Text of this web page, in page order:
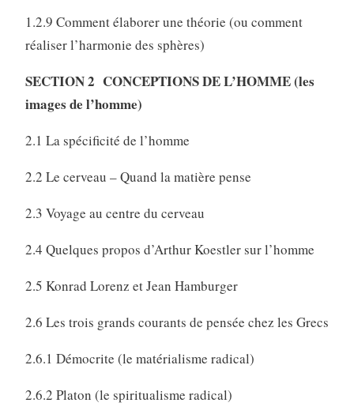
1.2.9 Comment élaborer une théorie (ou comment
réaliser l’harmonie des sphères)
SECTION 2 CONCEPTIONS DE L’HOMME (les
images de l’homme)
2.1 La spécificité de l’homme
2.2 Le cerveau – Quand la matière pense
2.3 Voyage au centre du cerveau
2.4 Quelques propos d’Arthur Koestler sur l’homme
2.5 Konrad Lorenz et Jean Hamburger
2.6 Les trois grands courants de pensée chez les Grecs
2.6.1 Démocrite (le matérialisme radical)
2.6.2 Platon (le spiritualisme radical)